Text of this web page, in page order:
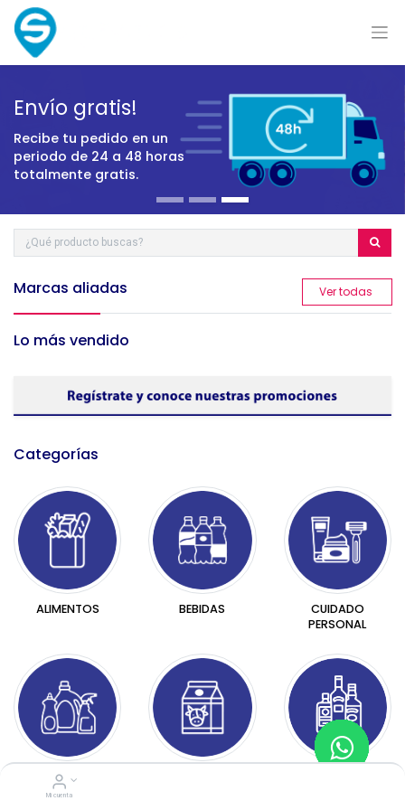
Mi cuenta
Envío gratis!
Recibe tu pedido en un
periodo de 24 a 48 horas
totalmente gratis.
Marcas aliadas ​Ver todas
Lo más vendido
Categorías​
ALIMENTOS BEBIDAS
CUIDADO
PERSONAL
HOGAR